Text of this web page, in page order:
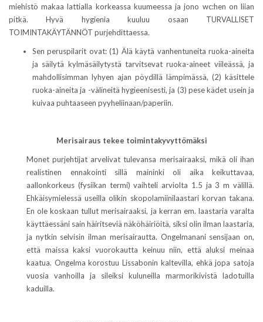
miehistö makaa lattialla korkeassa kuumeessa ja jono wc:hen on liian
pitkä. Hyvä hygienia kuuluu osaan TURVALLISET
TOIMINTAKÄYTÄNNÖT purjehdittaessa.
Sen peruspilarit ovat: (1) Älä käytä vanhentuneita ruoka-aineita
ja säilytä kylmäsäilytystä tarvitsevat ruoka-aineet viileässä, ja
mahdollisimman lyhyen ajan pöydillä lämpimässä, (2) käsittele
ruoka-aineita ja -välineitä hygieenisesti, ja (3) pese kädet usein ja
kuivaa puhtaaseen pyyheliinaan/paperiin.
Merisairaus tekee toimintakyvyttömäksi
Monet purjehtijat arvelivat tulevansa merisairaaksi, mikä oli ihan
realistinen ennakointi sillä maininki oli aika keikuttavaa,
aallonkorkeus (fysiikan termi) vaihteli arviolta 1.5 ja 3 m välillä.
Ehkäisymielessä useilla olikin skopolamiinilaastari korvan takana.
En ole koskaan tullut merisairaaksi, ja kerran em. laastaria varalta
käyttäessäni sain häiritseviä näköhäiriöitä, siksi olin ilman laastaria,
ja nytkin selvisin ilman merisairautta. Ongelmanani sensijaan on,
että maissa kaksi vuorokautta keinuu niin, että aluksi meinaa
kaatua. Ongelma korostuu Lissabonin kaltevilla, ehkä jopa satoja
vuosia vanhoilla ja sileiksi kuluneilla marmorikivistä ladotuilla
kaduilla.